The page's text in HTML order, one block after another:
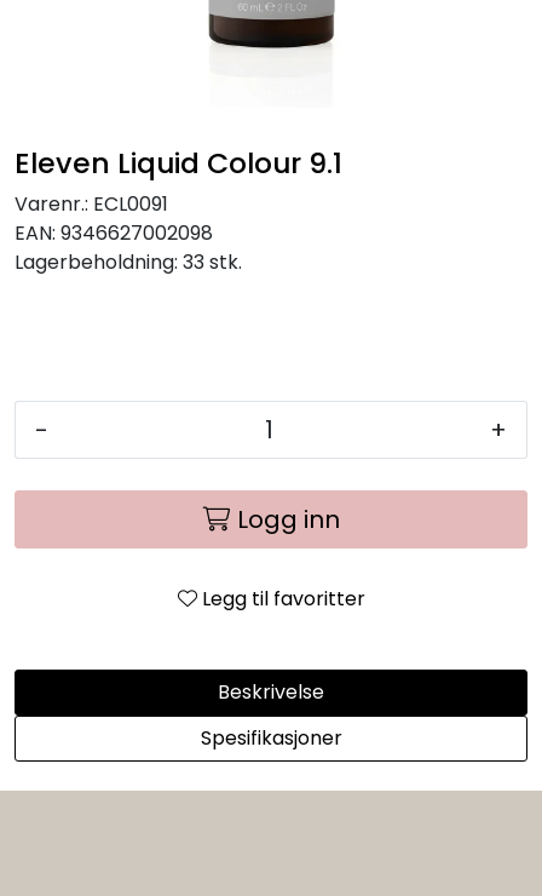
Eleven Liquid Colour 9.1
Varenr.: ECL0091
EAN: 9346627002098
Lagerbeholdning: 33 stk.
- +
Logg inn
Legg til favoritter
Beskrivelse
Spesifikasjoner